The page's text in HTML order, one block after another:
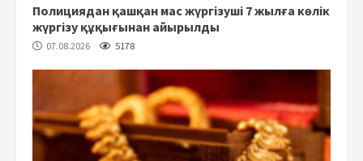
Полициядан қашқан мас жүргізуші 7 жылға көлік
жүргізу құқығынан айырылды
07.08.2026 5178